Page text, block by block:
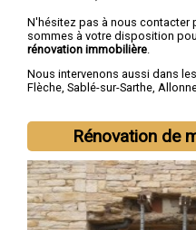
N'hésitez pas à nous
sommes à votre disposition
rénovation immobilière
Nous intervenons aussi dans
Flèche, Sablé-sur-Sarthe,
Rénovation de